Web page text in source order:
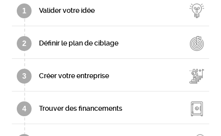
1 Valider votre idée
2 Définir le plan de ciblage
3 Créer votre entreprise
4 Trouver des financements